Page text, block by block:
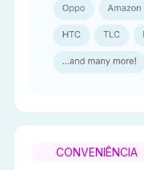
CONVENIÊNCIA